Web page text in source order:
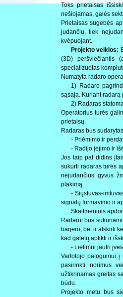
Toks prietaisas
nešiojamas, galės
Prietaisas sugebės
judančių, tiek
kvėpuojant.
Projekto veiklos:
(3D) peršviečiantis
specializuotas
Numatyta radaro
1) Radaro
sąsaja. Kuriant radarą
2) Radaras
Operatorius turės
prietaisų.
Radaras bus
- Priėmimo ir
- Radijo įėjimo ir
Jos taip pat didins
sukurti radaras turės
nejudančius gyvus
plakimą.
- Siųstuvas-
signalų formavimo ir
Skaitmeninis
Radarui bus
barjero, bet ir atskirti
kad galėtų aptikti ir
- Lietimui jautri
Vartotojo patogumui
pasirinkti norimus
užtikrinamas greitas
būdu.
Projekto metu bus